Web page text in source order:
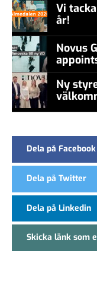
Vi
år!
Novus
new
Ny
Dela på Facebook
Dela på Twitter
Dela på Linkedin
Skicka länk som